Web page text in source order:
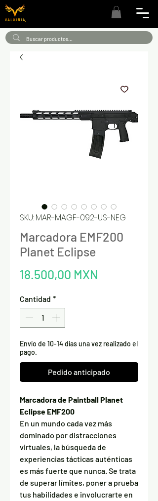
SKU: MAR-MAGF-092-US-NEG
Marcadora EMF200
Planet Eclipse
18.500,00 MXN
Cantidad *
Envío de 10-14 días una vez realizado el
pago.
Pedido anticipado
Marcadora de Paintball Planet
Eclipse EMF200
En un mundo cada vez más
dominado por distracciones
virtuales, la búsqueda de
experiencias tácticas auténticas
es más fuerte que nunca. Se trata
de superar límites, poner a prueba
tus habilidades e involucrarte en